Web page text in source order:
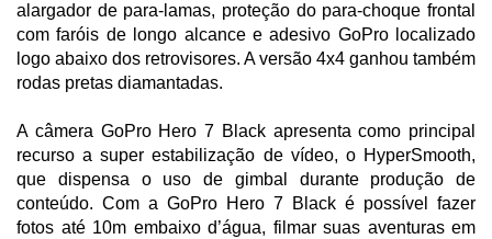
alargador de para-lamas, proteção do para-choque frontal
com faróis de longo alcance e adesivo GoPro localizado
logo abaixo dos retrovisores. A versão 4x4 ganhou também
rodas pretas diamantadas.
A câmera GoPro Hero 7 Black apresenta como principal
recurso a super estabilização de vídeo, o HyperSmooth,
que dispensa o uso de gimbal durante produção de
conteúdo. Com a GoPro Hero 7 Black é possível fazer
fotos até 10m embaixo d’água, filmar suas aventuras em